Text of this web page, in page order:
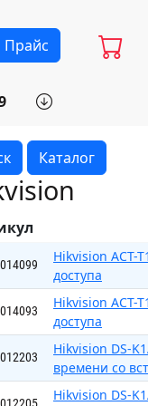
Прайс
Каталог
Hikvision ACT-
доступа
Hikvision ACT-
доступа
Hikvision DS-
времени со
Hikvision DS-